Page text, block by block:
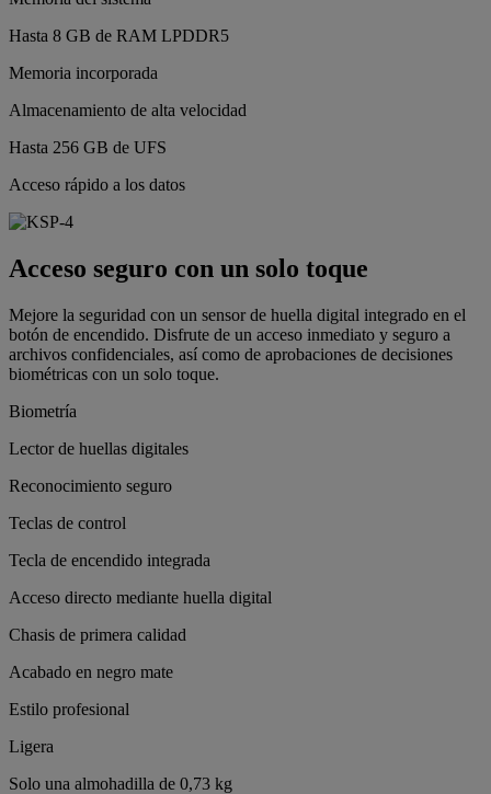
Hasta 8 GB de RAM LPDDR5
Memoria incorporada
Almacenamiento de alta velocidad
Hasta 256 GB de UFS
Acceso rápido a los datos
Acceso seguro con un solo toque
Mejore la seguridad con un sensor de huella digital integrado en el
botón de encendido. Disfrute de un acceso inmediato y seguro a
archivos confidenciales, así como de aprobaciones de decisiones
biométricas con un solo toque.
Biometría
Lector de huellas digitales
Reconocimiento seguro
Teclas de control
Tecla de encendido integrada
Acceso directo mediante huella digital
Chasis de primera calidad
Acabado en negro mate
Estilo profesional
Ligera
Solo una almohadilla de 0,73 kg